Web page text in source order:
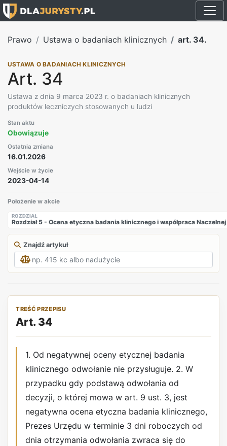
Prawo Ustawa o badaniach klinicznych art. 34.
USTAWA O BADANIACH KLINICZNYCH
Art. 34
Ustawa z dnia 9 marca 2023 r. o badaniach klinicznych
produktów leczniczych stosowanych u ludzi
Stan aktu
Obowiązuje
Ostatnia zmiana
16.01.2026
Wejście w życie
2023-04-14
Położenie w akcie
ROZDZIAŁ
Rozdział 5 - Ocena etyczna badania klinicznego i współpraca
Znajdź artykuł
TREŚĆ PRZEPISU
Art. 34
1. Od negatywnej oceny etycznej badania
klinicznego odwołanie nie przysługuje. 2. W
przypadku gdy podstawą odwołania od
decyzji, o której mowa w art. 9 ust. 3, jest
negatywna ocena etyczna badania klinicznego,
Prezes Urzędu w terminie 3 dni roboczych od
dnia otrzymania odwołania zwraca się do